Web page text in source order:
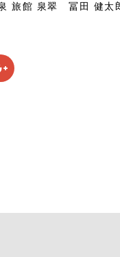
旅館 泉翠 冨田 健太